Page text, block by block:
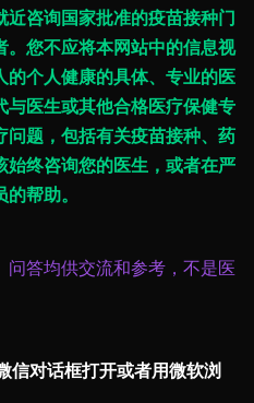
咨询国家批准的疫苗接种门
您不应将本网站中的信息视
的个人健康的具体、专业的医
医生或其他合格医疗保健专
题，包括有关疫苗接种、药
终咨询您的医生，或者在严
帮助。
答均供交流和参考，不是医
信对话框打开或者用微软浏